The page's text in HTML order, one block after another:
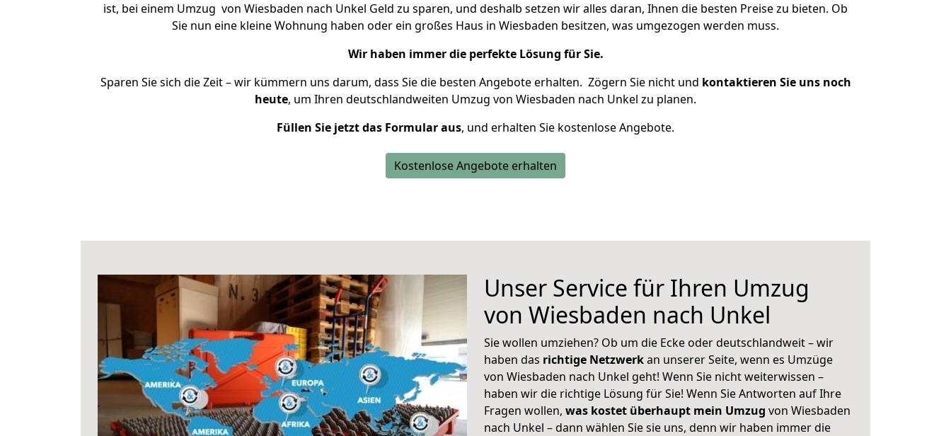
ist, bei einem Umzug von Wiesbaden nach Unkel Geld zu sparen, und deshalb setzen wir alles daran, Ihnen die besten Preise zu bieten. Ob
Sie nun eine kleine Wohnung haben oder ein großes Haus in Wiesbaden besitzen, was umgezogen werden muss.
Wir haben immer die perfekte Lösung für Sie.
Sparen Sie sich die Zeit – wir kümmern uns darum, dass Sie die besten Angebote erhalten. Zögern Sie nicht und kontaktieren Sie uns noch
heute, um Ihren deutschlandweiten Umzug von Wiesbaden nach Unkel zu planen.
Füllen Sie jetzt das Formular aus, und erhalten Sie kostenlose Angebote.
Kostenlose Angebote erhalten
Unser Service für Ihren Umzug
von Wiesbaden nach Unkel
Sie wollen umziehen? Ob um die Ecke oder deutschlandweit – wir
haben das richtige Netzwerkan unserer Seite, wenn es Umzüge
von Wiesbaden nach Unkel geht! Wenn Sie nicht weiterwissen –
haben wir die richtige Lösung für Sie! Wenn Sie Antworten auf Ihre
Fragen wollen, was kostet überhaupt mein Umzug von Wiesbaden
nach Unkel – dann wählen Sie sie uns, denn wir haben immer die